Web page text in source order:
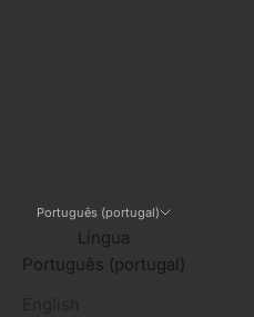
Português (portugal)
Língua
Português (portugal)